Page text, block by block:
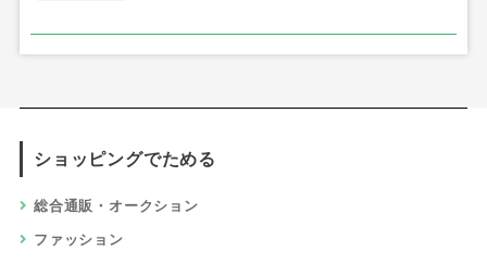
ショッピングでためる
総合通販・オークション
ファッション